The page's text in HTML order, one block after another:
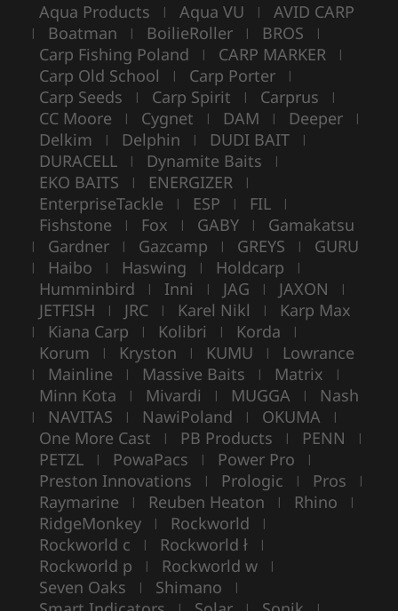
Aqua Products | Aqua VU | AVID CARP
| Boatman | BoilieRoller | BROS |
Carp Fishing Poland | CARP MARKER |
Carp Old School | Carp Porter |
Carp Seeds | Carp Spirit | Carprus |
CC Moore | Cygnet | DAM | Deeper |
Delkim | Delphin | DUDI BAIT |
DURACELL | Dynamite Baits |
EKO BAITS | ENERGIZER |
EnterpriseTackle | ESP | FIL |
Fishstone | Fox | GABY | Gamakatsu
| Gardner | Gazcamp | GREYS | GURU
| Haibo | Haswing | Holdcarp |
Humminbird | Inni | JAG | JAXON |
JETFISH | JRC | Karel Nikl | Karp Max
| Kiana Carp | Kolibri | Korda |
Korum | Kryston | KUMU | Lowrance
| Mainline | Massive Baits | Matrix |
Minn Kota | Mivardi | MUGGA | Nash
| NAVITAS | NawiPoland | OKUMA |
One More Cast | PB Products | PENN |
PETZL | PowaPacs | Power Pro |
Preston Innovations | Prologic | Pros |
Raymarine | Reuben Heaton | Rhino |
RidgeMonkey | Rockworld |
Rockworld c | Rockworld ł |
Rockworld p | Rockworld w |
Seven Oaks | Shimano |
| | |